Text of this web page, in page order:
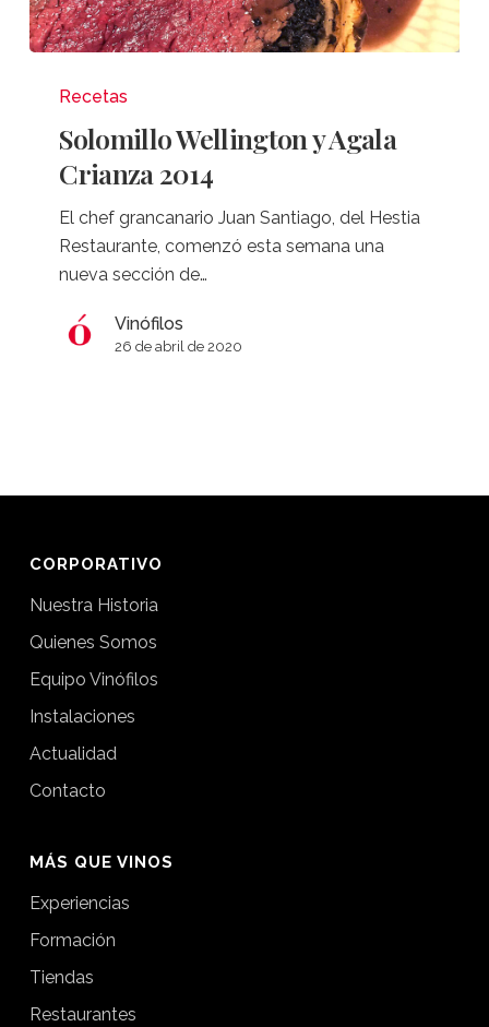
Wellington
Agala
Crianza
2014
Recetas
Solomillo Wellington y Agala
Crianza 2014
El chef grancanario Juan Santiago, del Hestia
Restaurante, comenzó esta semana una
nueva sección de…
Vinófilos
26 de abril de 2020
CORPORATIVO
Nuestra Historia
Quienes Somos
Equipo Vinófilos
Instalaciones
Actualidad
Contacto
MÁS QUE VINOS
Experiencias
Formación
Tiendas
Restaurantes